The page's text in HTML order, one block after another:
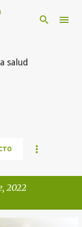
salud
2022